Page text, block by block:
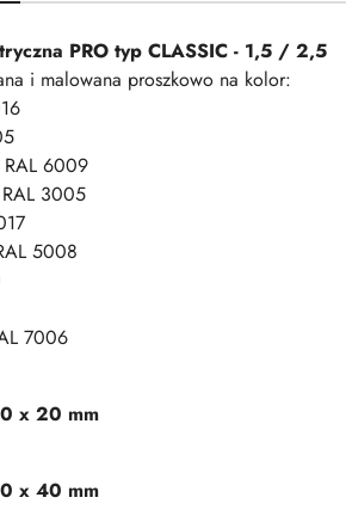
PRO typ CLASSIC - 1,5 / 2,5
i malowana proszkowo na kolor:
RAL 6009
3005
5008
7006
x 20 mm
x 40 mm